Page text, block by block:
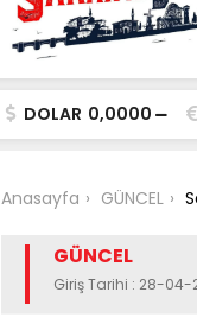
DOLAR 0,0000
Anasayfa GÜNCEL
GÜNCEL
Giriş Tarihi : 28-04-